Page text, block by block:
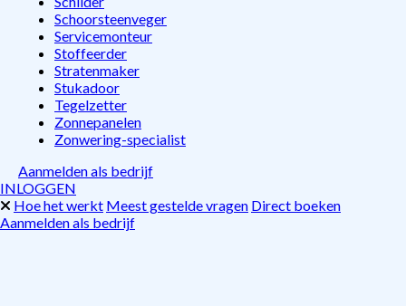
Schoorsteenveger
Servicemonteur
Stoffeerder
Stratenmaker
Stukadoor
Tegelzetter
Zonnepanelen
Zonwering-specialist
Aanmelden als bedrijf
INLOGGEN
Hoe het werkt Meest gestelde vragen Direct boeken
Aanmelden als bedrijf